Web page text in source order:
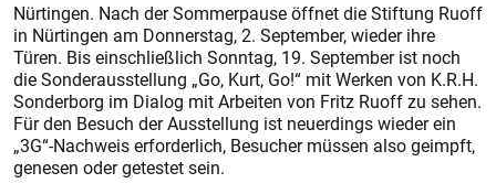
Nürtingen. Nach der Sommerpause öffnet die Stiftung Ruoff
in Nürtingen am Donnerstag, 2. September, wieder ihre
Türen. Bis einschließlich Sonntag, 19. September ist noch
die Sonderausstellung „Go, Kurt, Go!“ mit Werken von K.R.H.
Sonderborg im Dialog mit Arbeiten von Fritz Ruoff zu sehen.
Für den Besuch der Ausstellung ist neuerdings wieder ein
„3G“-Nachweis erforderlich, Besucher müssen also geimpft,
genesen oder getestet sein.